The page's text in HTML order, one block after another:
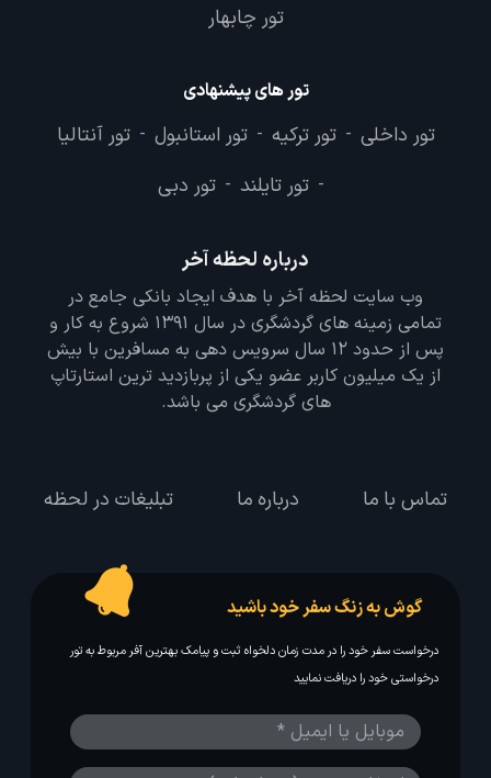
تور چابهار
تور های پیشنهادی
تور داخلی - تور ترکیه - تور استانبول - تور آنتالیا
- تور تایلند - تور دبی
درباره لحظه آخر
وب سایت لحظه آخر با هدف ایجاد بانکی جامع در
تمامی زمینه های گردشگری در سال 1391 شروع به کار و
پس از حدود 12 سال سرویس دهی به مسافرین با بیش
از یک میلیون کاربر عضو یکی از پربازدید ترین استارتاپ
های گردشگری می باشد.
تماس با ما درباره ما تبلیغات در لحظه
گوش به زنگ سفر خود باشید
درخواست سفر خود را در مدت زمان دلخواه ثبت و پیامک بهترین آفر مربوط به تور
درخواستی خود را دریافت نمایید